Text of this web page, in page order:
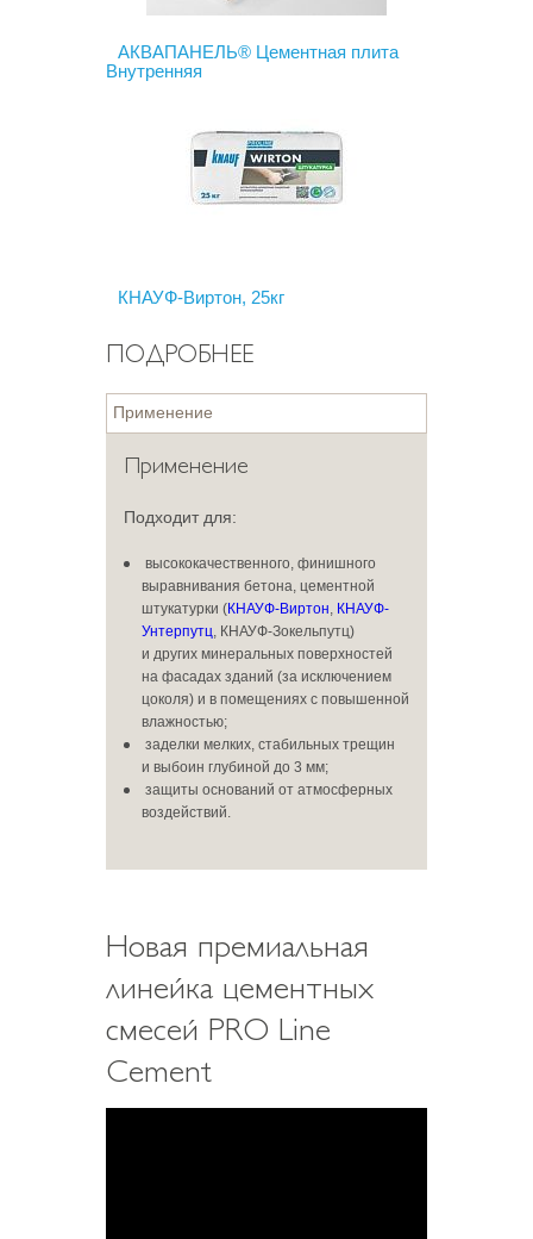
АКВАПАНЕЛЬ® Цементная плита
Внутренняя
КНАУФ-Виртон, 25кг
ПОДРОБНЕЕ
Применение
Применение
Подходит для:
высококачественного, финишного
выравнивания бетона, цементной
штукатурки (КНАУФ-Виртон КНАУФ-
Унтерпутц , КНАУФ-Зокельпутц)
и других минеральных поверхностей
на фасадах зданий (за исключением
цоколя) и в помещениях с повышенной
влажностью;
заделки мелких, стабильных трещин
и выбоин глубиной до 3 мм;
защиты оснований от атмосферных
воздействий.
Новая премиальная
линейка цементных
смесей PRO Line
Cement